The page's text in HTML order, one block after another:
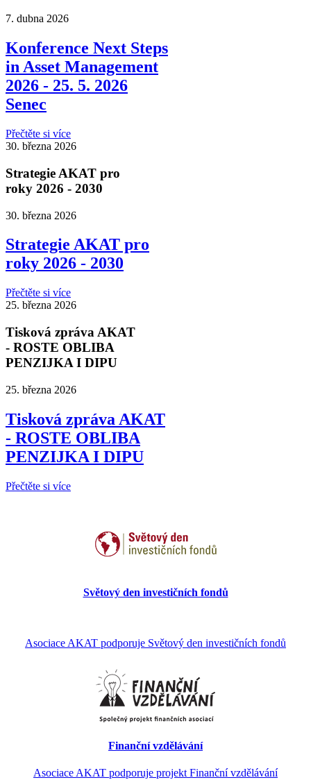
7. dubna 2026
Konference Next Steps
in Asset Management
2026 - 25. 5. 2026
Senec
Přečtěte si více
30. března 2026
Strategie AKAT pro
roky 2026 - 2030
30. března 2026
Strategie AKAT pro
roky 2026 - 2030
Přečtěte si více
25. března 2026
Tisková zpráva AKAT
- ROSTE OBLIBA
PENZIJKA I DIPU
25. března 2026
Tisková zpráva AKAT
- ROSTE OBLIBA
PENZIJKA I DIPU
Přečtěte si více
Světový den investičních fondů
Asociace AKAT podporuje Světový den investičních fondů
Finanční vzdělávání
Asociace AKAT podporuje projekt Finanční vzdělávání